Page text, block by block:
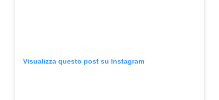
Visualizza questo post su Instagram